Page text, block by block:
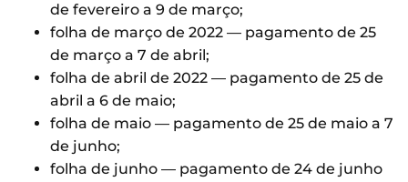
de fevereiro a 9 de março;
folha de março de 2022 — pagamento de 25
de março a 7 de abril;
folha de abril de 2022 — pagamento de 25 de
abril a 6 de maio;
folha de maio — pagamento de 25 de maio a 7
de junho;
folha de junho — pagamento de 24 de junho